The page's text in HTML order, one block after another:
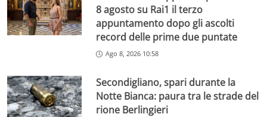
8 agosto su Rai1 il terzo
appuntamento dopo gli ascolti
record delle prime due puntate
Ago 8, 2026 10:58
Secondigliano, spari durante la
Notte Bianca: paura tra le strade del
rione Berlingieri